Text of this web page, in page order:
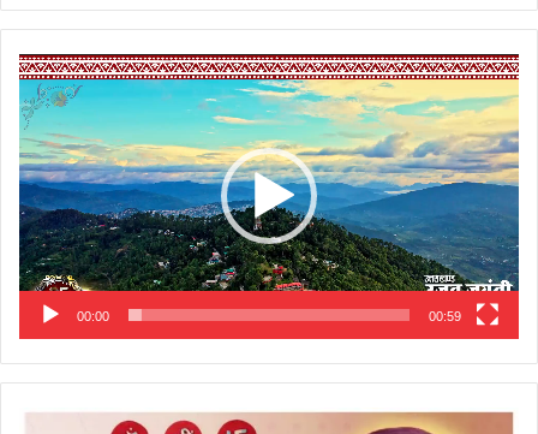
Video
Player
00:00 00:59